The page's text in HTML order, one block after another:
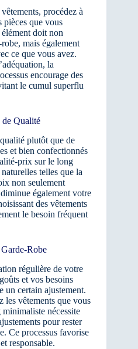
procédez à
pièces que vous
doit non
mais également
ce que vous avez.
la
encourage des
le cumul superflu
de Qualité
plutôt que de
et bien confectionnés
prix sur le long
telles que la
non seulement
également votre
des vêtements
le besoin fréquent
Robe
régulière de votre
et vos besoins
un certain ajustement.
les vêtements que vous
minimaliste nécessite
pour rester
Ce processus favorise
responsable.